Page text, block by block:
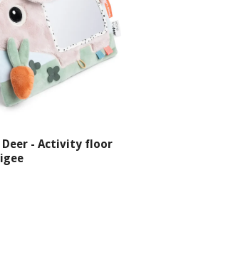
Deer - Activity floor